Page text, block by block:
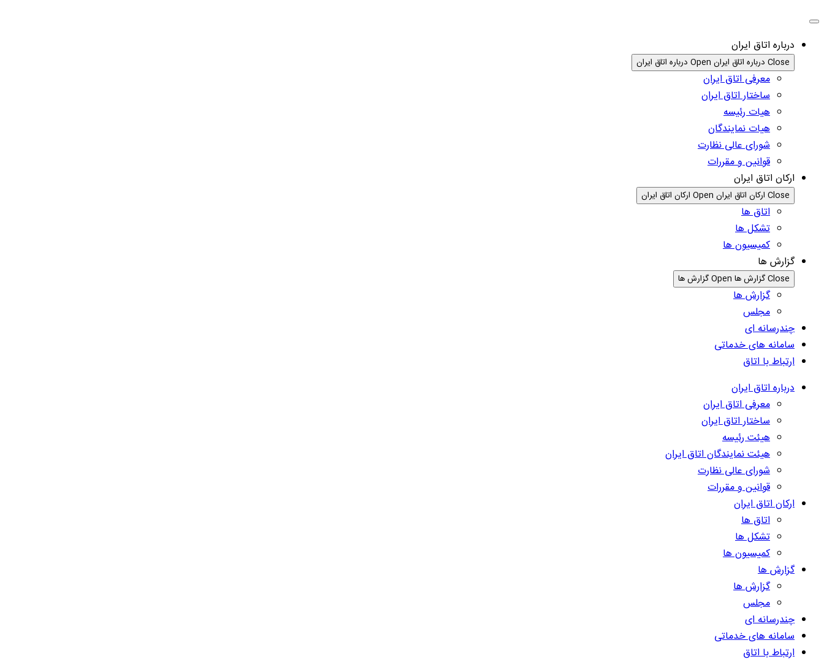
درباره اتاق ایران
Close درباره اتاق ایران Open درباره اتاق ایران
معرفی اتاق ایران
ساختار اتاق ایران
هیات رئیسه
هیات نمایندگان
شورای عالی نظارت
قوانین و مقررات
ارکان اتاق ایران
Close ارکان اتاق ایران Open ارکان اتاق ایران
اتاق ها
تشکل ها
کمیسیون ها
گزارش ها
Close گزارش ها Open گزارش ها
گزارش ها
مجلس
چندرسانه ای
سامانه های خدماتی
ارتباط با اتاق
درباره اتاق ایران
معرفی اتاق ایران
ساختار اتاق ایران
هیئت رئیسه
هیئت نمایندگان اتاق ایران
شورای عالی نظارت
قوانین و مقررات
ارکان اتاق ایران
اتاق ها
تشکل ها
کمیسیون ها
گزارش ها
گزارش ها
مجلس
چندرسانه ای
سامانه های خدماتی
ارتباط با اتاق